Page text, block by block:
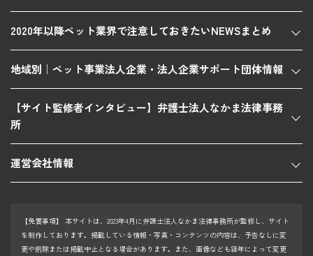
2020年以降ペット業界で注意しておきたいNEWSまとめ
地域別｜ペット事業法人企業・法人企業サポート団体情報
【サイト監修者インタビュー】弁護士法人なかま法律事務
所
運営会社情報
【免責事項】
本サイトは、2023年4月に弁護士法人なかま法律事務所が監修し、サイト
を制作しております。掲載している情報・写真・コンテンツの内容は、予告なしに変
更や削除または掲載中止となる場合があります。また、画像なども経年によって変更